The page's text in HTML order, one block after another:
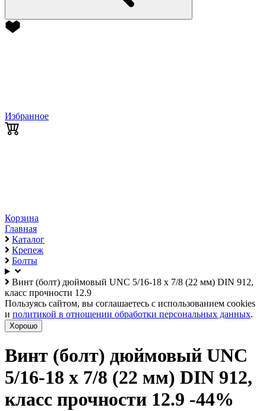
Избранное
Корзина
Главная
Каталог
Крепеж
Болты
Винт (болт) дюймовый UNC 5/16-18 х 7/8 (22 мм) DIN 912,
класс прочности 12.9
Пользуясь сайтом, вы соглашаетесь с использованием cookies
и политикой в отношении обработки персональных данных.
Хорошо
Винт (болт) дюймовый UNC
5/16-18 х 7/8 (22 мм) DIN 912,
класс прочности 12.9